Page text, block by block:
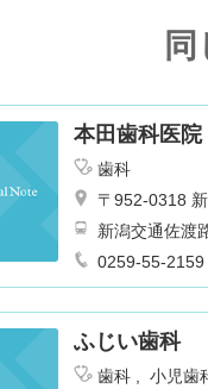
本田歯科医院
歯科
〒952-0318
新潟交通佐渡
0259-55-2159
ふじい歯科
歯科 小児歯